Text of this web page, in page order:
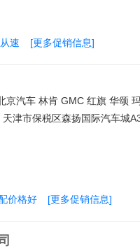
速
[更多促销信息]
大众(进口) 特斯拉 哈飞 广汽丰田 马自达(进口) 一汽丰田 莲花汽车 宾利 北京-戴克 日产(进口) 上汽大众 Jeep 雷克萨斯 兰博基尼 劳斯莱斯 福建奔驰 奔驰-迈巴赫 沃尔沃(进口) Audi Sport 雪佛兰(进口) 克莱斯勒 法拉利 一
津市保税区森扬国际汽车城
价格好
[更多促销信息]